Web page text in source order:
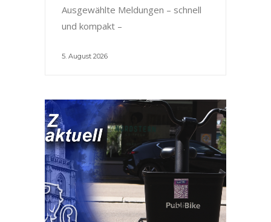
Ausgewählte Meldungen – schnell
und kompakt –
5. August 2026